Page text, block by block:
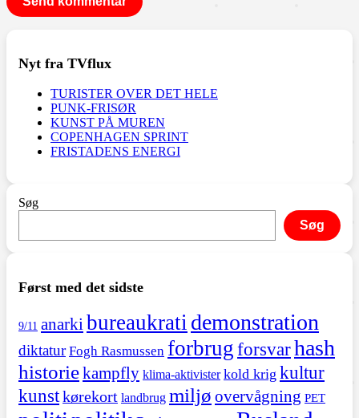
Nyt fra TVflux
TURISTER OVER DET HELE
PUNK-FRISØR
KUNST PÅ MUREN
COPENHAGEN SPRINT
FRISTADENS ENERGI
Søg
Søg
Først med det sidste
9/11 anarki bureaukrati demonstration
diktatur Fogh Rasmussen forbrugforsvarhash
historiekampfly klima-aktivister kold krig kultur
kunstkørekort landbrug miljø overvågning PET